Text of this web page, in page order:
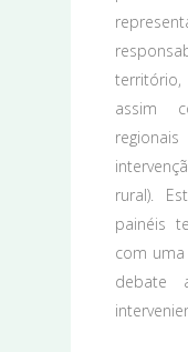
assim
rural).
painéis
com
debate